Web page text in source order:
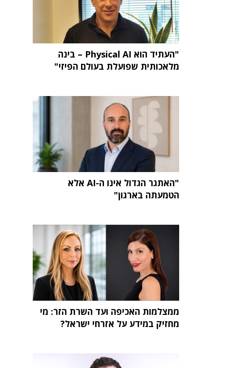
"העתיד הוא Physical AI – בינה
מלאכותית שפועלת בעולם הפיזי"
"האתגר הגדול אינו ה-AI אלא
הטמעתה בארגון"
ממצלמות האכיפה ועד השרת הזר: מי
מחזיק במידע על אזרחי ישראל?